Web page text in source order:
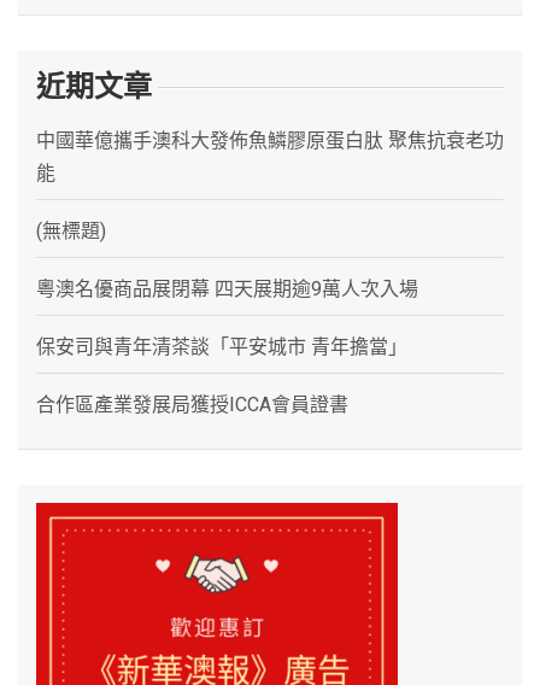
近期文章
中國華億攜手澳科大發佈魚鱗膠原蛋白肽 聚焦抗衰老功
能
(無標題)
粵澳名優商品展閉幕 四天展期逾9萬人次入場
保安司與青年清茶談「平安城市 青年擔當」
合作區產業發展局獲授ICCA會員證書